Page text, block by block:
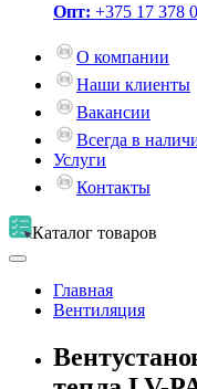
Опт: +375 17 378
О компании
Наши клиенты
Вакансии
Всегда в
Услуги
Контакты
Каталог товаров
Главная
Вентиляция